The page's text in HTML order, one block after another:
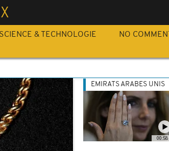
SCIENCE & TECHNOLOGIE NO COMMENT
00:58
EMIRATS ARABES UNIS